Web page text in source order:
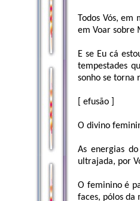
Todos Vós,
em Voar sobre
E se Eu cá
tempestades
sonho se torna
[ efusão ]
O divino
As energias
ultrajada, por
O feminino é
faces, pólos da